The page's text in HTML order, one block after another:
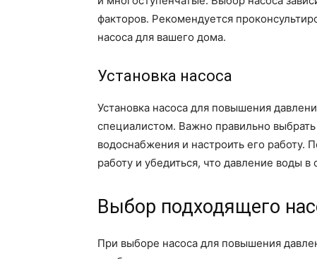
факторов. Рекомендуется
насоса для вашего дома.
Установка насоса
Установка насоса для повышения
специалистом. Важно правильно
водоснабжения и настроить его работу.
работу и убедиться, что давление воды
Выбор подходящего
При выборе насоса для повышения